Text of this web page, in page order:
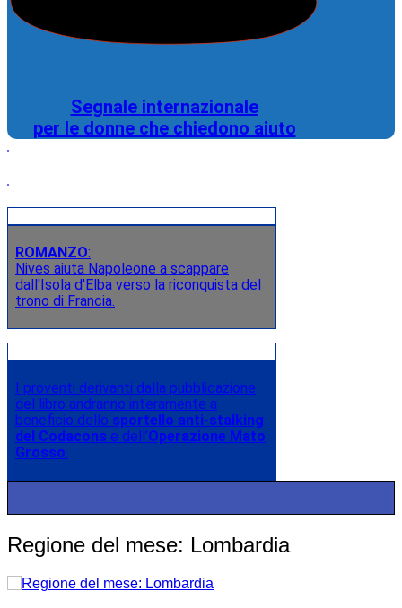
Segnale internazionale
per le donne che chiedono aiuto
ROMANZO:
Nives aiuta Napoleone a scappare
dall'Isola d'Elba verso la riconquista del
trono di Francia.
I proventi derivanti dalla pubblicazione
del libro andranno interamente a
beneficio dello sportello anti-stalking
del Codacons e dell’Operazione Mato
Grosso.
Regione del mese: Lombardia